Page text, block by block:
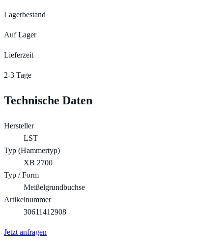
Lagerbestand
Auf Lager
Lieferzeit
2-3 Tage
Technische Daten
Hersteller
LST
Typ (Hammertyp)
XB 2700
Typ / Form
Meißelgrundbuchse
Artikelnummer
30611412908
Jetzt anfragen